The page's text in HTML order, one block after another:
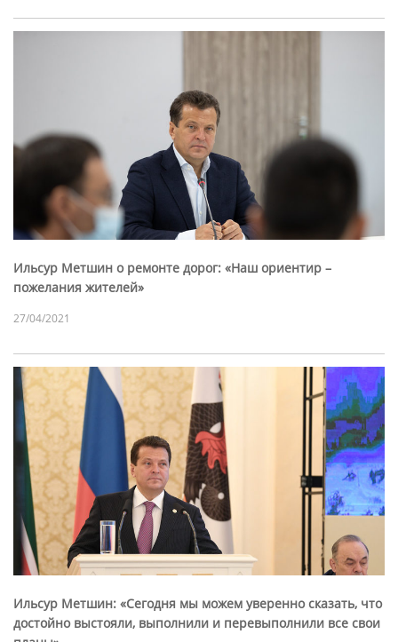
Ильсур Метшин о ремонте дорог: «Наш ориентир –
пожелания жителей»
27/04/2021
Ильсур Метшин: «Сегодня мы можем уверенно сказать, что
достойно выстояли, выполнили и перевыполнили все свои